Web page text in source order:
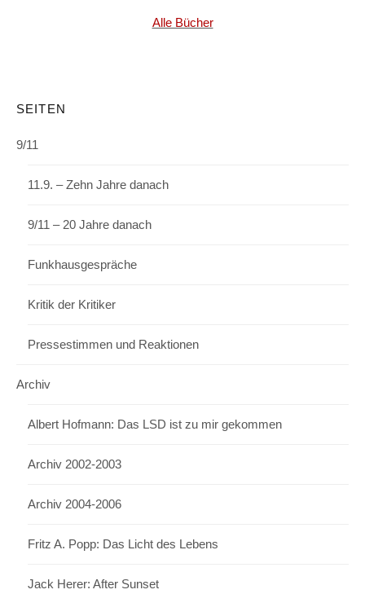
Alle Bücher
SEITEN
9/11
11.9. – Zehn Jahre danach
9/11 – 20 Jahre danach
Funkhausgespräche
Kritik der Kritiker
Pressestimmen und Reaktionen
Archiv
Albert Hofmann: Das LSD ist zu mir gekommen
Archiv 2002-2003
Archiv 2004-2006
Fritz A. Popp: Das Licht des Lebens
Jack Herer: After Sunset